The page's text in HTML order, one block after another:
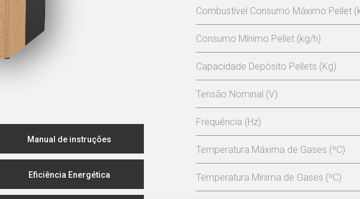
Manual de instruções
Eficiência Energética
Combustível Consumo Máximo Pellet
Consumo Mínimo Pellet (kg/h)
Capacidade Depósito Pellets (Kg)
Tensão Nominal (V)
Frequência (Hz)
Temperatura Máxima de Gases (ºC)
Temperatura Mínima de Gases (ºC)